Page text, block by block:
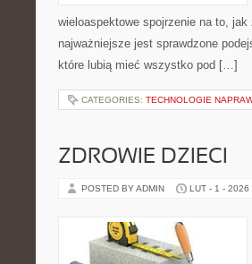
wieloaspektowe spojrzenie na to,
najważniejsze jest sprawdzone
które lubią mieć wszystko pod […]
CATEGORIES: TECHNOLOGIE
ZDROWIE DZIECI
POSTED BY ADMIN LUT - 1 - 2026